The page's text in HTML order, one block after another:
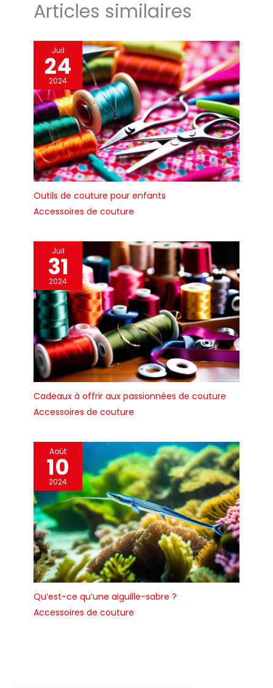
Articles similaires
Juil
24
2024
Outils de couture pour enfants
Accessoires de couture
Juil
31
2024
Cadeaux à offrir aux passionnées de couture
Accessoires de couture
Août
10
2024
Qu’est-ce qu’une aiguille-sabre ?
Accessoires de couture